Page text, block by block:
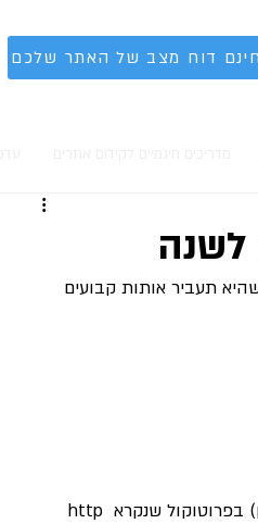
דוח מצב של האתר שלכם
תעביר אותות קבועים
הפניות או redirections הן חלק מהתשובות אותן מחזיר השרת ללקוח (לדפדפן) בפרוטוקול שנקרא http